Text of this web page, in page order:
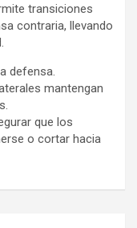
transiciones
contraria, llevando
defensa.
mantengan
que los
o cortar hacia